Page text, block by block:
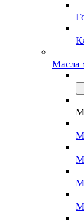
Масла